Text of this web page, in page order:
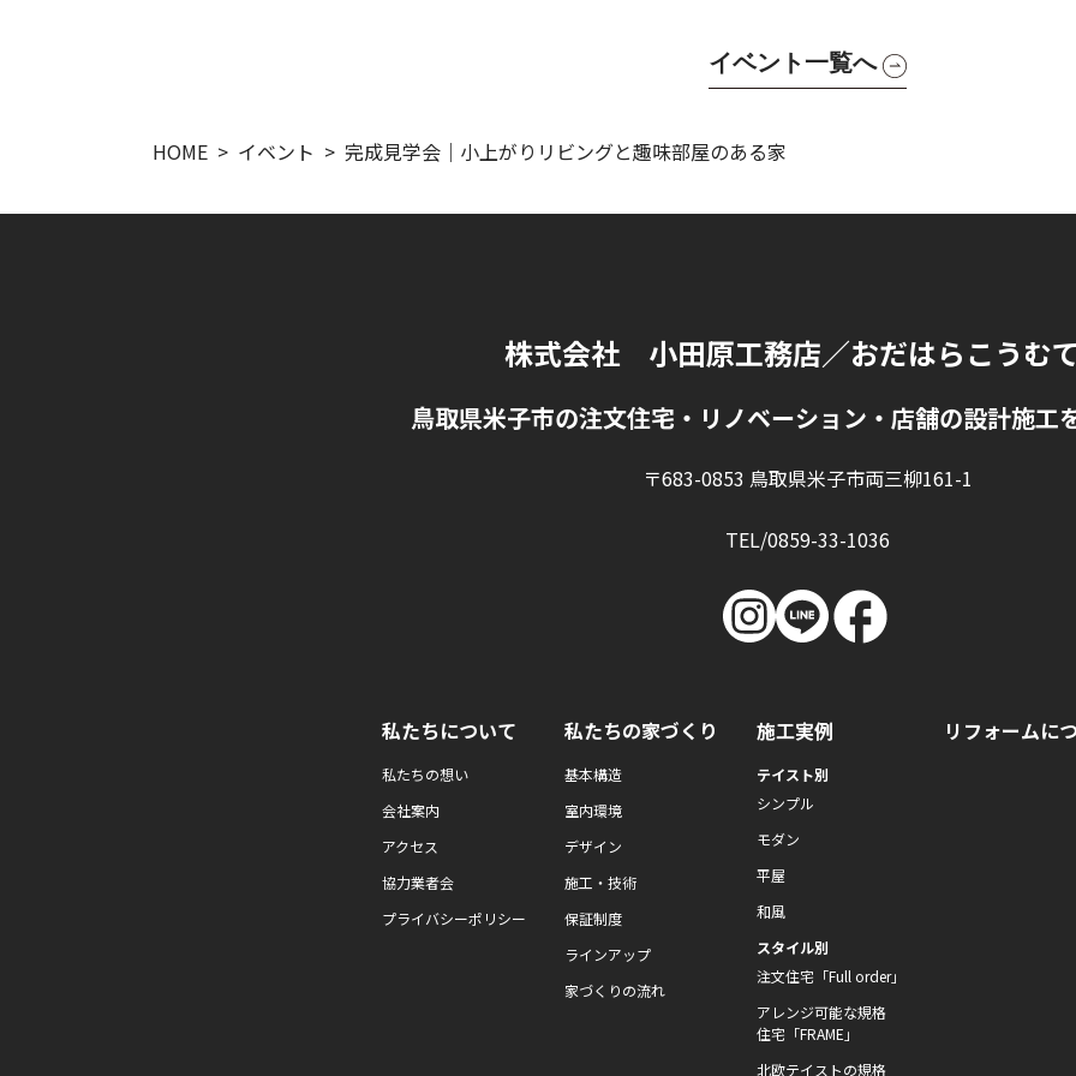
イベント一覧へ
HOME イベント 完成見学会｜小上がりリビングと趣味部屋のある家
株式会社 小田原工務店／おだはらこうむ
鳥取県米子市の注文住宅・リノベーション・店舗の設計施工
〒683-0853 鳥取県米子市両三柳161-1
TEL/0859-33-1036
私たちについて
私たちの想い
会社案内
アクセス
協力業者会
プライバシーポリシー
私たちの家づくり
基本構造
室内環境
デザイン
施工・技術
保証制度
ラインアップ
家づくりの流れ
施工実例
テイスト別
シンプル
モダン
平屋
和風
スタイル別
注文住宅「Full order」
アレンジ可能な規格
住宅「FRAME」
北欧テイストの規格
リフォームに